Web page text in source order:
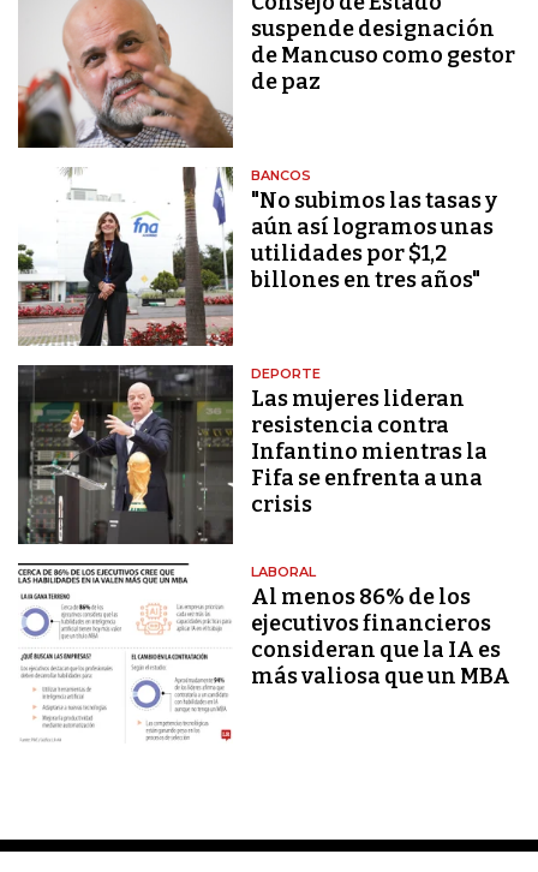
suspende designación
de Mancuso como gestor
de paz
BANCOS
"No subimos las tasas y
aún así logramos unas
utilidades por $1,2
billones en tres años"
DEPORTE
Las mujeres lideran
resistencia contra
Infantino mientras la
Fifa se enfrenta a una
crisis
LABORAL
Al menos 86% de los
ejecutivos financieros
consideran que la IA es
más valiosa que un MBA